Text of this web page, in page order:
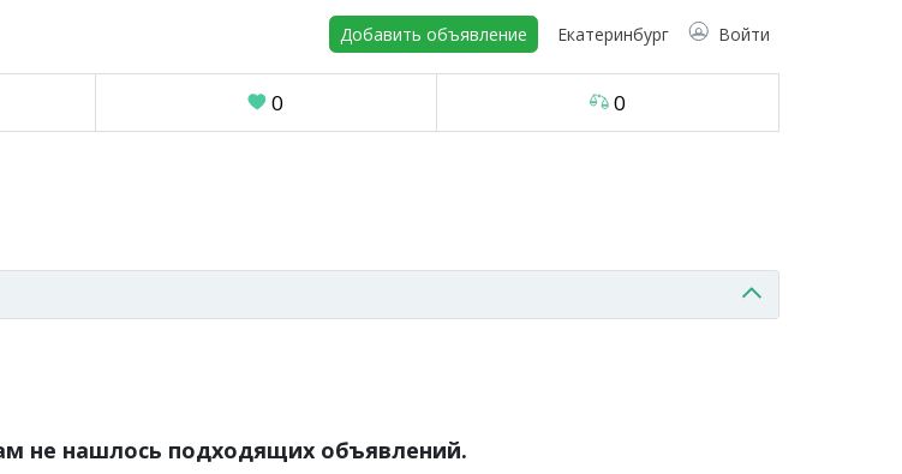
Добавить объявление Екатеринбург Войти
0 0
не нашлось подходящих объявлений.